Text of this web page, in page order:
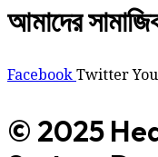
আমাদের
FacebookTwitter
© 2025